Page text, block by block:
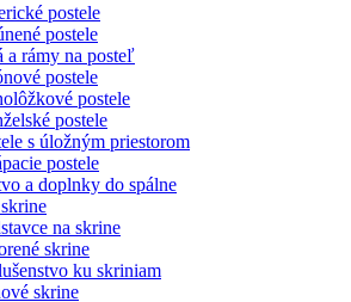
postele
postele
a rámy na posteľ
postele
postele
postele
s úložným priestorom
postele
a doplnky do spálne
na skrine
skrine
ku skriniam
skrine